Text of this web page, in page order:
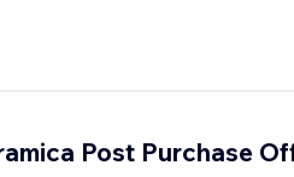
Post Purchase